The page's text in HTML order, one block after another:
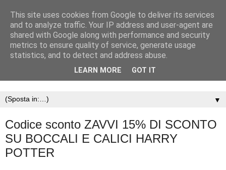
▼
Codice sconto ZAVVI 15% DI SCONTO
SU BOCCALI E CALICI HARRY
POTTER
This site uses cookies from Google to deliver its services
and to analyze traffic. Your IP address and user-agent are
shared with Google along with performance and security
metrics to ensure quality of service, generate usage
statistics, and to detect and address abuse.
LEARN MORE GOT IT